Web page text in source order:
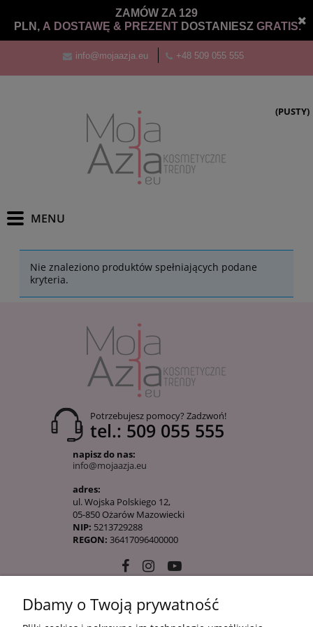
ZAMÓW ZA 129
PLN, A DOSTAWĘ & PREZENT DOSTANIESZ GRATIS.
info@mojaazja.eu +48 509 055 555
(PUSTY)
Nie znaleziono produktów spełniających podane
kryteria.
Potrzebujesz pomocy? Zadzwoń!
tel.: 509 055 555
napisz do nas:
info@mojaazja.eu
adres:
ul. Wojska Polskiego 12,
05-850 Ożarów Mazowiecki
NIP: 5213729288
REGON: 36417096400000
10 KROKÓW KOREAŃSKIEJ PIELĘGANCJI
Dbamy o Twoją prywatność